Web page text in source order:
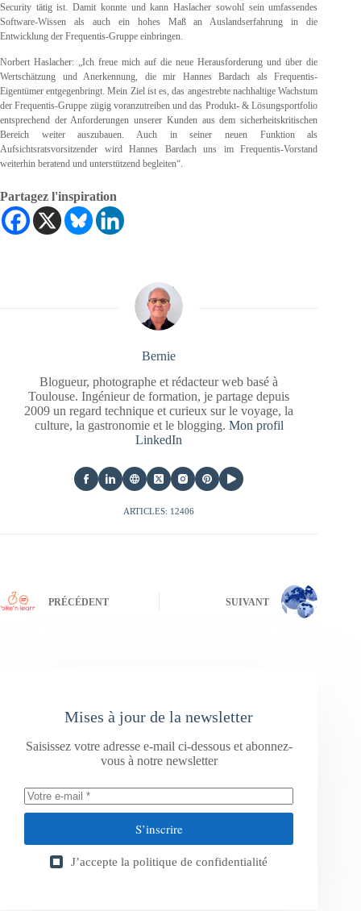
Security tätig ist. Damit konnte und kann Haslacher sowohl sein umfassendes
Software-Wissen als auch ein hohes Maß an Auslandserfahrung in die
Entwicklung der Frequentis-Gruppe einbringen.
Norbert Haslacher: „Ich freue mich auf die neue Herausforderung und über die
Wertschätzung und Anerkennung, die mir Hannes Bardach als Frequentis-
Eigentümer entgegenbringt. Mein Ziel ist es, das angestrebte nachhaltige Wachstum
der Frequentis-Gruppe zügig voranzutreiben und das Produkt- & Lösungsportfolio
entsprechend der Anforderungen unserer Kunden aus dem sicherheitskritischen
Bereich weiter auszubauen. Auch in seiner neuen Funktion als
Aufsichtsratsvorsitzender wird Hannes Bardach uns im Frequentis-Vorstand
weiterhin beratend und unterstützend begleiten“.
Partagez l'inspiration
Bernie
Blogueur, photographe et rédacteur web basé à
Toulouse. Ingénieur de formation, je partage depuis
2009 un regard technique et curieux sur le voyage, la
culture, la gastronomie et le blogging. Mon profil
LinkedIn
ARTICLES: 12406
PRÉCÉDENT SUIVANT
Mises à jour de la newsletter
Saisissez votre adresse e-mail ci-dessous et abonnez-
vous à notre newsletter
S’inscrire
J’accepte la politique de confidentialité